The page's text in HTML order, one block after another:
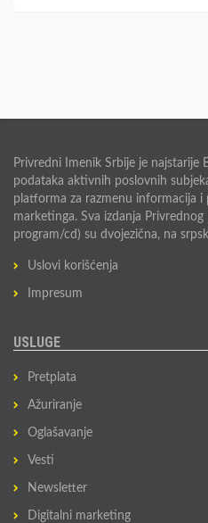
Privredni Imenik Srbije je najstarije
podataka aktivnih poslovnih
platforma za razmenu informacija i
marketinga. Sva izdanja
program/cd) su dvojezična, na
Uslovi korišćenja
Impresum
USLUGE
Pretplata
Ažuriranje
Oglašavanje
Vesti
Newsletter
Digitalni marketing